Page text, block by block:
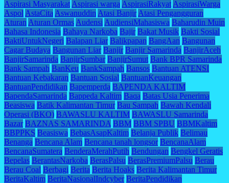
Aspirasi Masyarakat Aspirasi warga AspirasiRakyat AspirasiWarga
Aspol AstaCita Aswanuddin Atasi Banjir Atasi Pengangguran
Aturan Aturan Ormas Audensi AudiensiMahasiswa Baharudin Muin
Bahasa Indonesia Bahaya Narkoba Bajir Bakat Musik Bakti Sosial
BaktiUntukNegeri Balapan Liar Balikpapan BangAan Bangunan
Cagar Budaya Bangunan Liar Banjir Banjir Samarinda BanjirAceh
BanjirSamarinda BanjirSumbar BanjirSumut Bank BPR Samarinda
Bank Sampah BanKeu BankSampah Bansos Bantuan ATENSI
Bantuan Kebakaran Bantuan Sosial BantuanKeuangan
BantuanPendidikan Bapemperda BAPENDA KALTIM
BapendaSamarinda Bappeda Kaltim Baqa Batas Usia Penerima
Beasiswa Batik Kalimantan Timur Bau Sampah Bawah Kendali
Operasi (BKO) BAWASLU KALTIM BAWASLU Samarinda
Bazar BAZNAS SAMARINDA BBM BBM SPBU BBMKaltim
BBPPKS Beasiswa BebasAsapKaltim Belanja Publik Belimau
Benanga Bencana Alam Bencana tanah longsor BencanaAlam
BencanaSumatera BenderaMerahPutih Bendungan Bengkel Geratis
Bepelas BerantasNarkoba BerasPalsu BerasPremiumPalsu Berau
Berau Coal Berbagi Berita Berita Hoaks Berita Kalimantan Timur
BeritaKaltim BeritaNasionalIndcyber BeritaPendidikan